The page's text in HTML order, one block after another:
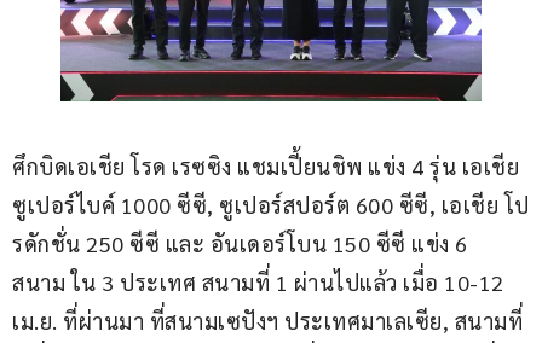
ศึกบิดเอเชีย โรด เรซซิง แชมเปี้ยนชิพ แข่ง 4 รุ่น เอเชีย
ซูเปอร์ไบค์ 1000 ซีซี, ซูเปอร์สปอร์ต 600 ซีซี, เอเชีย โป
รดักชั่น 250 ซีซี และ อันเดอร์โบน 150 ซีซี แข่ง 6
สนาม ใน 3 ประเทศ สนามที่ 1 ผ่านไปแล้ว เมื่อ 10-12
เม.ย. ที่ผ่านมา ที่สนามเซปังฯ ประเทศมาเลเซีย, สนามที่